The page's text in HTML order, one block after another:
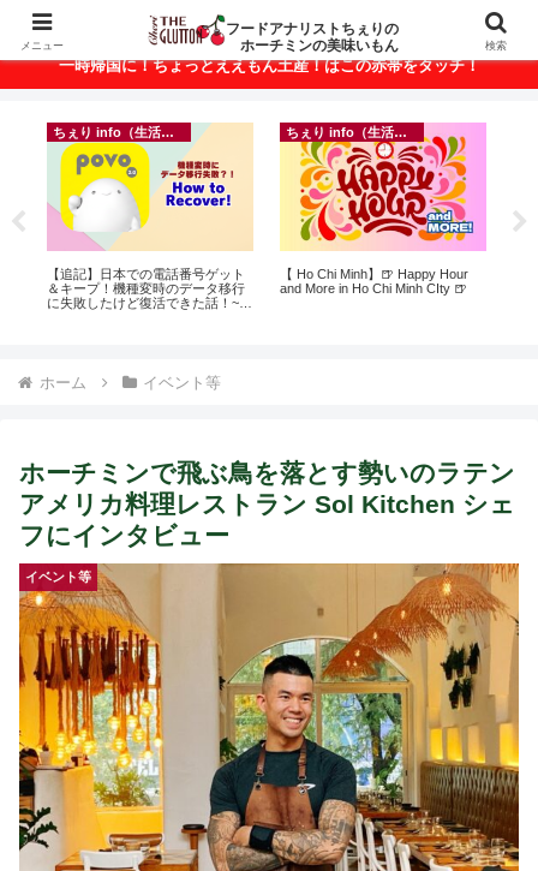
ベトナム・ホーチミンの美味いもんが満載！
一時帰国に！ちょっとええもん土産！はこの赤帯をタッチ！
ちぇり info（生活情報）
【追記】日本での電話番号ゲット
＆キープ！機種変時のデータ移行
に失敗したけど復活できた話！~
ちぇり info（生活情報）
【 Ho Chi Minh】🍺 Happy Hour
and More in Ho Chi Minh CIty 🍺
ホーム イベント等
ホーチミンで飛ぶ鳥を落とす勢いのラテン
アメリカ料理レストラン Sol Kitchen シェ
フにインタビュー
イベント等
メニュー
フードアナリストちぇりの
ホーチミンの美味いもん
検索